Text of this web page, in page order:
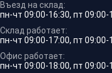
Въезд на склад:
пн-чт 09:00-16:30, пт 09:00-
Склад работает:
пн-чт 09:00-17:00, пт 09:00-
Офис работает:
пн-чт 09:00-18:00, пт 09:00-